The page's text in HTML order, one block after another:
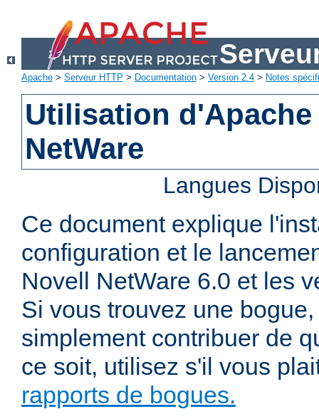
Apache > Serveur HTTP > Documentation > Version 2.4 > Notes
Utilisation
NetWare
Langues
Ce document explique
configuration et le
Novell NetWare 6.0 et les
Si vous trouvez une
simplement contribuer de
ce soit, utilisez s'il vous
rapports de bogues.